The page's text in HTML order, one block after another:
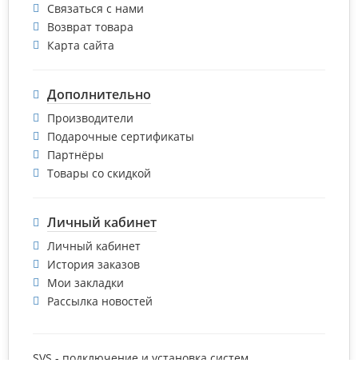
Связаться с нами
Возврат товара
Карта сайта
Дополнительно
Производители
Подарочные сертификаты
Партнёры
Товары со скидкой
Личный кабинет
Личный кабинет
История заказов
Мои закладки
Рассылка новостей
SVS - подключение и установка систем